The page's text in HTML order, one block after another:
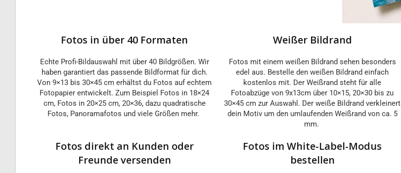
Fotos in über 40 Formaten
Echte Profi-Bildauswahl mit über 40 Bildgrößen. Wir
haben garantiert das passende Bildformat für dich.
Von 9×13 bis 30×45 cm erhältst du Fotos auf echtem
Fotopapier entwickelt. Zum Beispiel Fotos in 18×24
cm, Fotos in 20×25 cm, 20×36, dazu quadratische
Fotos, Panoramafotos und viele Größen mehr.
Weißer Bildrand
Fotos mit einem weißen Bildrand sehen besonders
edel aus. Bestelle den weißen Bildrand einfach
kostenlos mit. Der Weißrand steht für alle
Fotoabzüge von 9x13cm über 10×15, 20×30 bis zu
30×45 cm zur Auswahl. Der weiße Bildrand verkleinert
dein Motiv um den umlaufenden Weißrand von ca. 5
mm.
Fotos direkt an Kunden oder
Freunde versenden
Fotos im White-Label-Modus
bestellen